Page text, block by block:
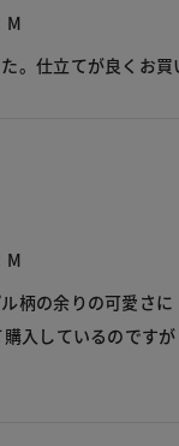
M
。仕立てが良くお買
M
柄の余りの可愛さ
購入しているので